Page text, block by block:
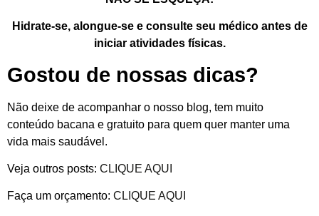
Hidrate-se, alongue-se e consulte seu médico antes de
iniciar atividades físicas.
Gostou de nossas dicas?
Não deixe de acompanhar o nosso blog, tem muito
conteúdo bacana e gratuito para quem quer manter uma
vida mais saudável.
Veja outros posts: CLIQUE AQUI
Faça um orçamento: CLIQUE AQUI